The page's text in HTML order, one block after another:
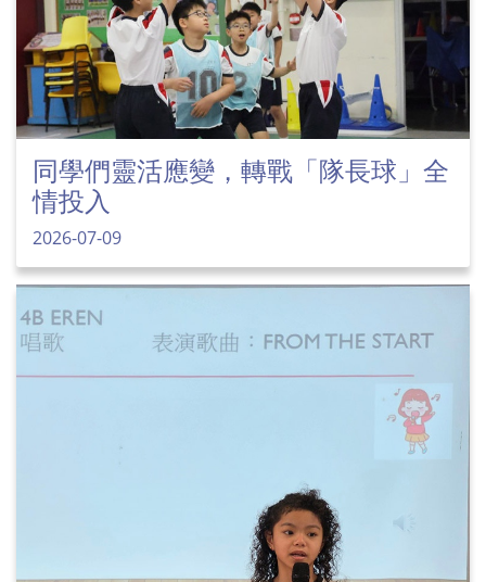
同學們靈活應變，轉戰「隊長球」全
情投入
2026-07-09